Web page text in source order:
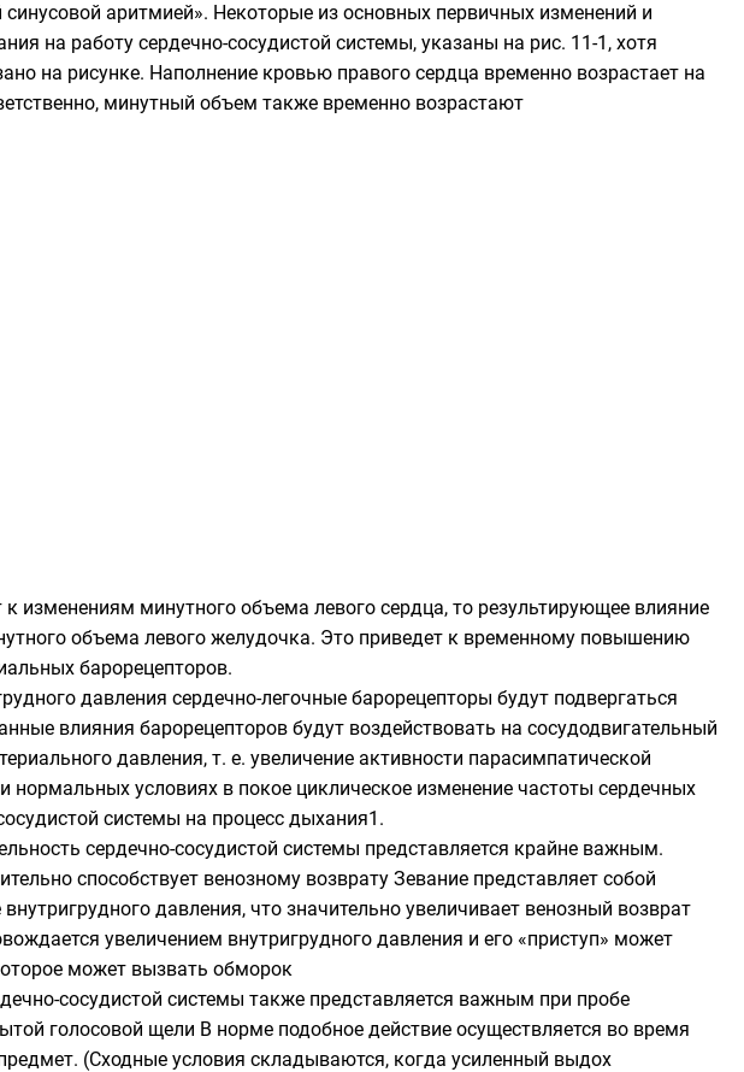
аритмией». Некоторые из основных первичных изменений и
на работу сердечно-сосудистой системы, указаны на рис. 11-1, хотя
на рисунке. Наполнение кровью правого сердца временно возрастает на
минутный объем также временно возрастают
изменениям минутного объема левого сердца, то результирующее влияние
объема левого желудочка. Это приведет к временному повышению
барорецепторов.
давления сердечно-легочные барорецепторы будут подвергаться
влияния барорецепторов будут воздействовать на сосудодвигательный
давления, т. е. увеличение активности парасимпатической
условиях в покое циклическое изменение частоты сердечных
системы на процесс дыхания1.
сердечно-сосудистой системы представляется крайне важным.
способствует венозному возврату Зевание представляет собой
давления, что значительно увеличивает венозный возврат
увеличением внутригрудного давления и его «приступ» может
может вызвать обморок
сосудистой системы также представляется важным при пробе
голосовой щели В норме подобное действие осуществляется во время
(Сходные условия складываются, когда усиленный выдох